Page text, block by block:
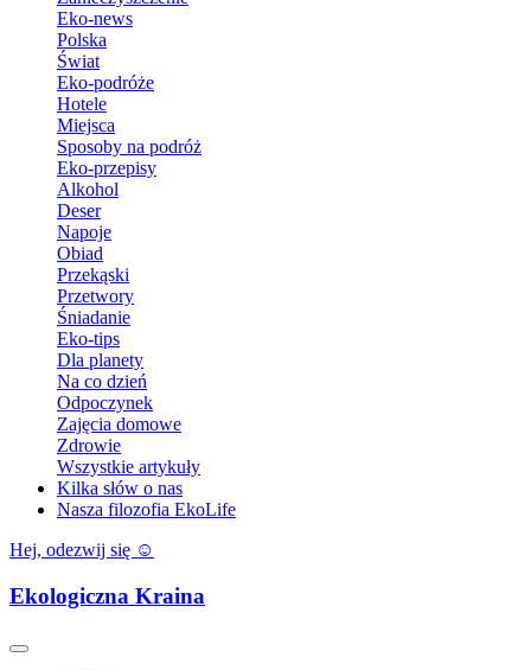
Eko-news
Polska
Świat
Eko-podróże
Hotele
Miejsca
Sposoby na podróż
Eko-przepisy
Alkohol
Deser
Napoje
Obiad
Przekąski
Przetwory
Śniadanie
Eko-tips
Dla planety
Na co dzień
Odpoczynek
Zajęcia domowe
Zdrowie
Wszystkie artykuły
Kilka słów o nas
Nasza filozofia EkoLife
Hej, odezwij się ☺️
Ekologiczna Kraina